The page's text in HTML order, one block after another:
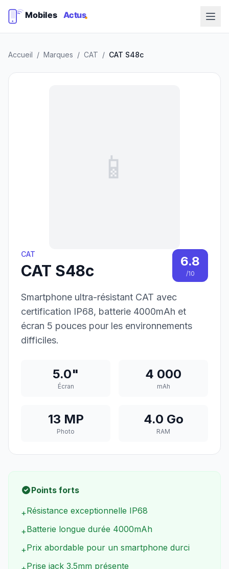
Accueil / Marques / CAT / CAT S48c
📱
CAT
CAT S48c
6.8
/10
Smartphone ultra-résistant CAT avec
certification IP68, batterie 4000mAh et
écran 5 pouces pour les environnements
difficiles.
5.0"
Écran
4 000
mAh
13 MP
Photo
4.0 Go
RAM
Points forts
+Résistance exceptionnelle IP68
+Batterie longue durée 4000mAh
+Prix abordable pour un smartphone durci
Prise jack 3.5mm présente